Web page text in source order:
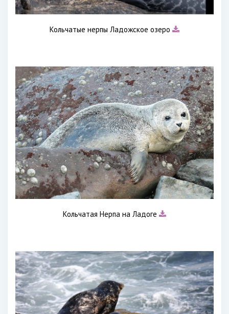
Кольчатые нерпы Ладожское озеро
Кольчатая Нерпа на Ладоге